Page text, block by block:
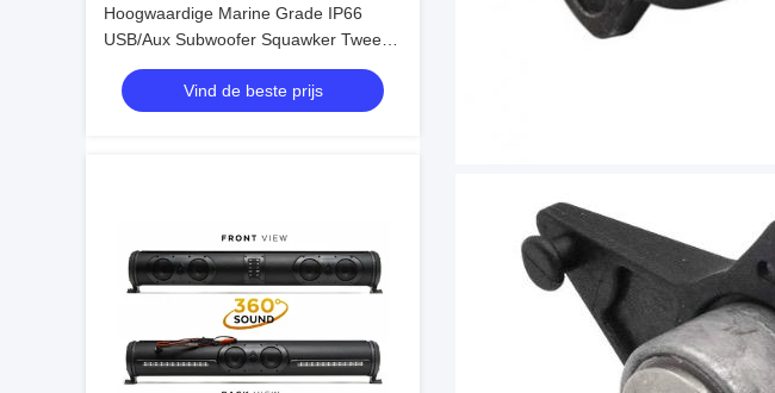
Hoogwaardige Marine Grade IP66
USB/Aux Subwoofer Squawker Tweeter
Speaker Elektrische Golfkar Bluetooth
Soundbar
Vind de beste prijs